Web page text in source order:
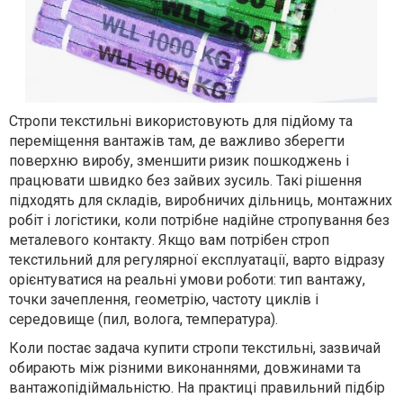
Стропи текстильні використовують для підйому та
переміщення вантажів там, де важливо зберегти
поверхню виробу, зменшити ризик пошкоджень і
працювати швидко без зайвих зусиль. Такі рішення
підходять для складів, виробничих дільниць, монтажних
робіт і логістики, коли потрібне надійне стропування без
металевого контакту. Якщо вам потрібен строп
текстильний для регулярної експлуатації, варто відразу
орієнтуватися на реальні умови роботи: тип вантажу,
точки зачеплення, геометрію, частоту циклів і
середовище (пил, волога, температура).
Коли постає задача купити стропи текстильні, зазвичай
обирають між різними виконаннями, довжинами та
вантажопідіймальністю. На практиці правильний підбір